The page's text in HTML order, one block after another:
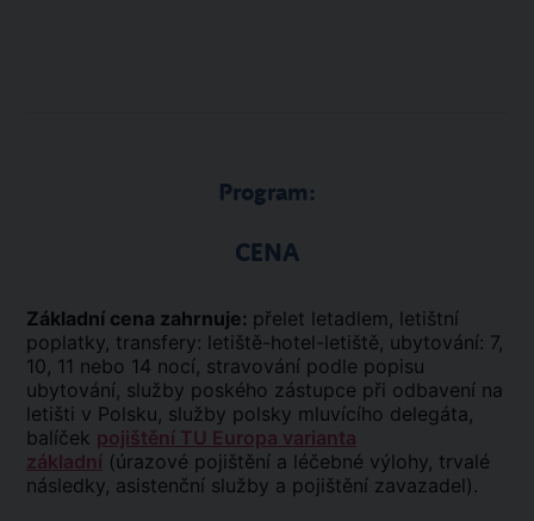
Program:
CENA
Základní cena zahrnuje: přelet letadlem, letištní
poplatky, transfery: letiště-hotel-letiště, ubytování: 7,
10, 11 nebo 14 nocí, stravování podle popisu
ubytování, služby poského zástupce při odbavení na
letišti v Polsku, služby polsky mluvícího delegáta,
balíček pojištění TU Europa varianta
základní (úrazové pojištění a léčebné výlohy, trvalé
následky, asistenční služby a pojištění zavazadel).